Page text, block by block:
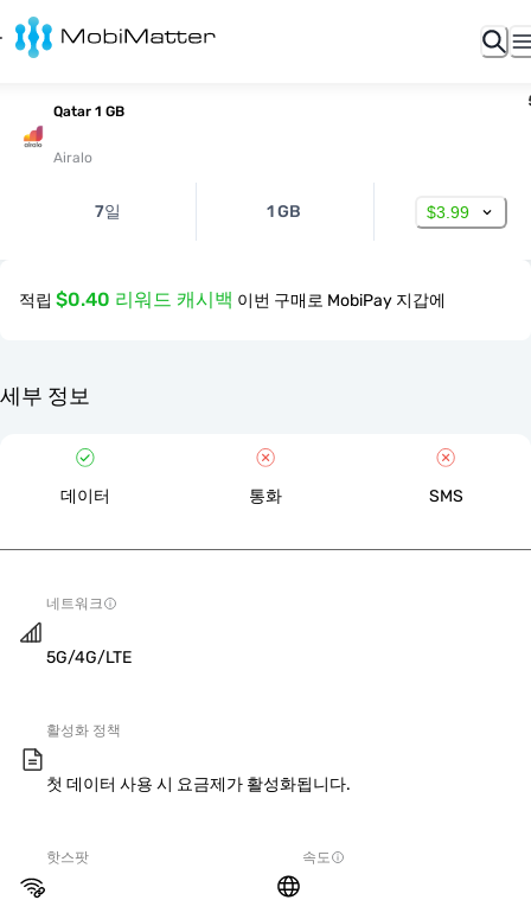
Qatar 1 GB
Airalo
7일 1 GB $3.99
적립 $0.40 리워드 캐시백 이번 구매로 MobiPay 지갑에
세부 정보
데이터 통화 SMS
네트워크
5G/4G/LTE
활성화 정책
첫 데이터 사용 시 요금제가 활성화됩니다.
핫스팟 속도